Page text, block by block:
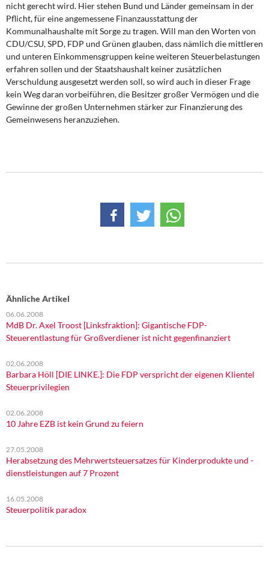
nicht gerecht wird. Hier stehen Bund und Länder gemeinsam in der
Pflicht, für eine angemessene Finanzausstattung der
Kommunalhaushalte mit Sorge zu tragen. Will man den Worten von
CDU/CSU, SPD, FDP und Grünen glauben, dass nämlich die mittleren
und unteren Einkommensgruppen keine weiteren Steuerbelastungen
erfahren sollen und der Staatshaushalt keiner zusätzlichen
Verschuldung ausgesetzt werden soll, so wird auch in dieser Frage
kein Weg daran vorbeiführen, die Besitzer großer Vermögen und die
Gewinne der großen Unternehmen stärker zur Finanzierung des
Gemeinwesens heranzuziehen.
Ähnliche Artikel
06.06.2008
MdB Dr. Axel Troost [Linksfraktion]: Gigantische FDP-
Steuerentlastung für Großverdiener ist nicht gegenfinanziert
02.06.2008
Barbara Höll [DIE LINKE.]: Die FDP verspricht der eigenen Klientel
Steuerprivilegien
02.06.2008
10 Jahre EZB ist kein Grund zu feiern
27.05.2008
Herabsetzung des Mehrwertsteuersatzes für Kinderprodukte und -
dienstleistungen auf 7 Prozent
16.05.2008
Steuerpolitik paradox